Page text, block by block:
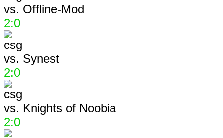
vs. Offline-Mod
2:0
vs. Synest
2:0
vs. Knights of Noobia
2:0